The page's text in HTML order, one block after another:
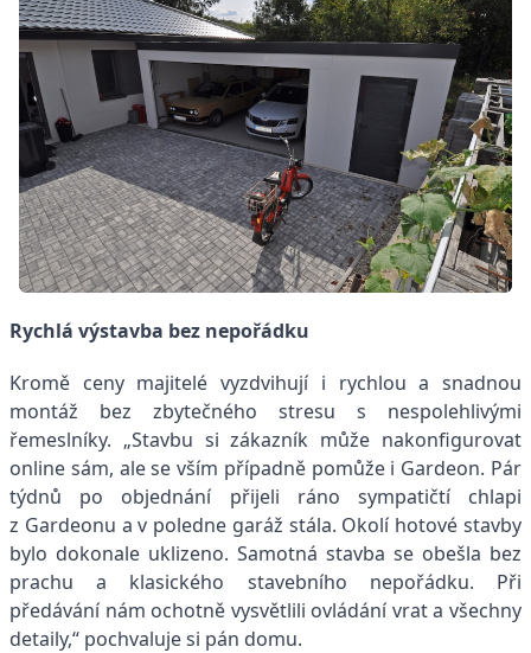
Rychlá výstavba bez nepořádku
Kromě ceny majitelé vyzdvihují i rychlou a snadnou
montáž bez zbytečného stresu s nespolehlivými
řemeslníky. „Stavbu si zákazník může nakonfigurovat
online sám, ale se vším případně pomůže i Gardeon. Pár
týdnů po objednání přijeli ráno sympatičtí chlapi
z Gardeonu a v poledne garáž stála. Okolí hotové stavby
bylo dokonale uklizeno. Samotná stavba se obešla bez
prachu a klasického stavebního nepořádku. Při
předávání nám ochotně vysvětlili ovládání vrat a všechny
detaily,“ pochvaluje si pán domu.